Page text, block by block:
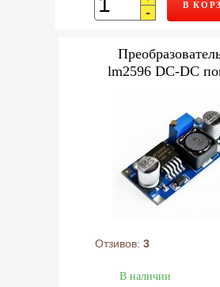
-
В
lm2596 DC-DC
Отзивов: 3
В наличии